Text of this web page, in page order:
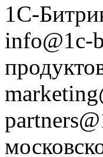
1С-
info@1c-